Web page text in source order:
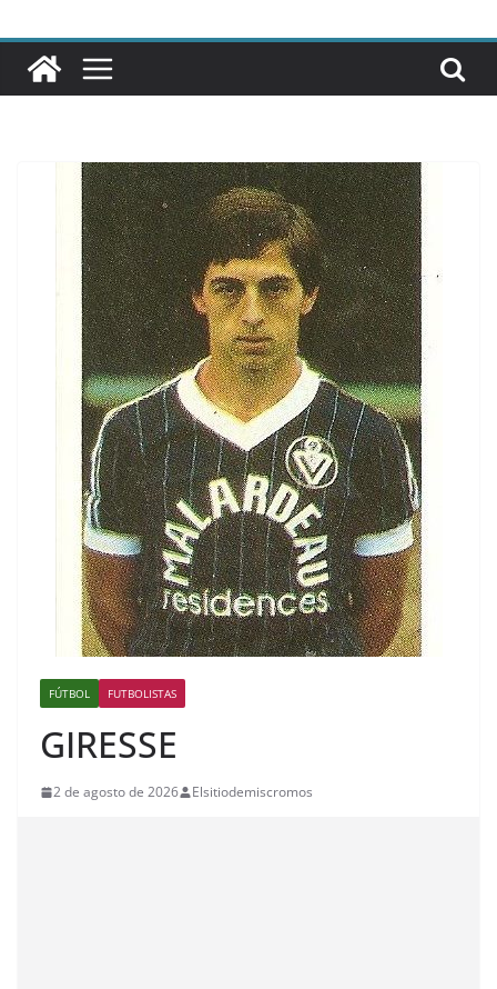
FÚTBOL FUTBOLISTAS
GIRESSE
2 de agosto de 2026 Elsitiodemiscromos